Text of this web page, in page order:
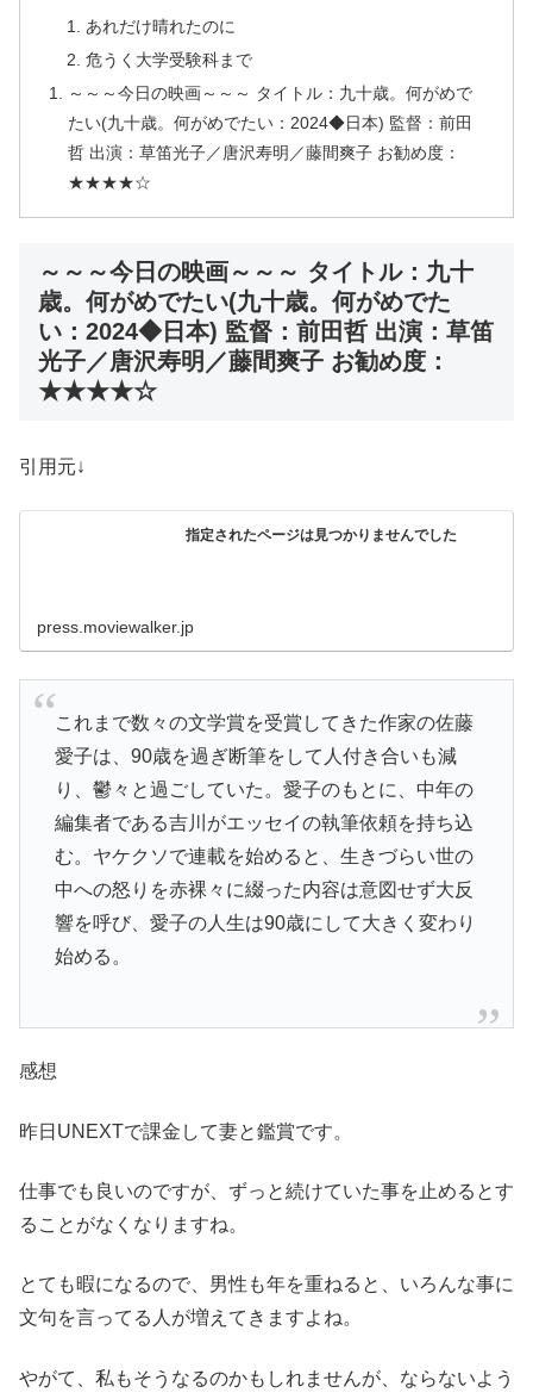
あれだけ晴れたのに
危うく大学受験科まで
～～～今日の映画～～～ タイトル：九十歳。何がめで
たい(九十歳。何がめでたい：2024◆日本) 監督：前田
哲 出演：草笛光子／唐沢寿明／藤間爽子 お勧め度：
★★★★☆
～～～今日の映画～～～ タイトル：九十
歳。何がめでたい(九十歳。何がめでた
い：2024◆日本) 監督：前田哲 出演：草笛
光子／唐沢寿明／藤間爽子 お勧め度：
★★★★☆
引用元↓
指定されたページは見つかりませんでした
press.moviewalker.jp
これまで数々の⽂学賞を受賞してきた作家の佐藤
愛⼦は、90歳を過ぎ断筆をして⼈付き合いも減
り、鬱々と過ごしていた。愛子のもとに、中年の
編集者である吉川がエッセイの執筆依頼を持ち込
む。ヤケクソで連載を始めると、生きづらい世の
中への怒りを⾚裸々に綴った内容は意図せず大反
響を呼び、愛⼦の⼈⽣は90歳にして⼤きく変わり
始める。
感想
昨日UNEXTで課金して妻と鑑賞です。
仕事でも良いのですが、ずっと続けていた事を止めるとす
ることがなくなりますね。
とても暇になるので、男性も年を重ねると、いろんな事に
文句を言ってる人が増えてきますよね。
やがて、私もそうなるのかもしれませんが、ならないよう